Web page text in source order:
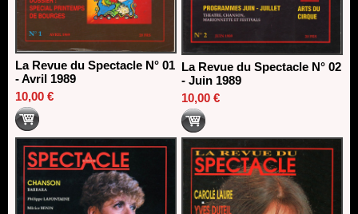
La Revue du Spectacle N° 01
- Avril 1989
10,00 €
La Revue du Spectacle N° 02
- Juin 1989
10,00 €